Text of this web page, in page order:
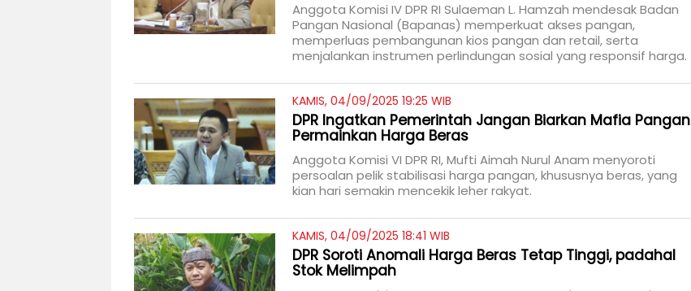
Anggota Komisi IV DPR RI Sulaeman L. Hamzah mendesak Badan
Pangan Nasional (Bapanas) memperkuat akses pangan,
memperluas pembangunan kios pangan dan retail, serta
menjalankan instrumen perlindungan sosial yang responsif harga.
KAMIS, 04/09/2025 19:25 WIB
DPR Ingatkan Pemerintah Jangan Biarkan Mafia Pangan
Permainkan Harga Beras
Anggota Komisi VI DPR RI, Mufti Aimah Nurul Anam menyoroti
persoalan pelik stabilisasi harga pangan, khususnya beras, yang
kian hari semakin mencekik leher rakyat.
KAMIS, 04/09/2025 18:41 WIB
DPR Soroti Anomali Harga Beras Tetap Tinggi, padahal
Stok Melimpah